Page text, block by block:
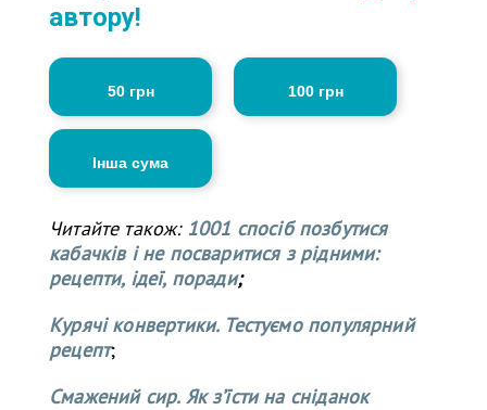
автору!
50 грн 100 грн
Інша сума
Читайте також: 1001 спосіб позбутися
кабачків і не посваритися з рідними:
рецепти, ідеї, поради;
Курячі конвертики. Тестуємо популярний
рецепт;
Смажений сир. Як з’їсти на сніданок